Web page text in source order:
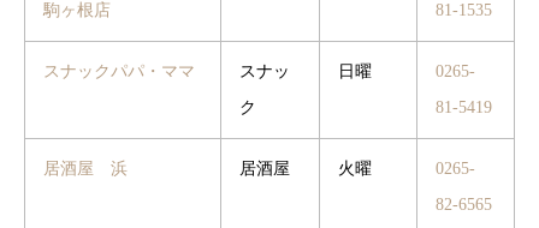
駒ヶ根店
81-1535
スナックパパ・ママ
スナッ
ク
日曜
0265-
81-5419
居酒屋 浜 居酒屋 火曜
0265-
82-6565